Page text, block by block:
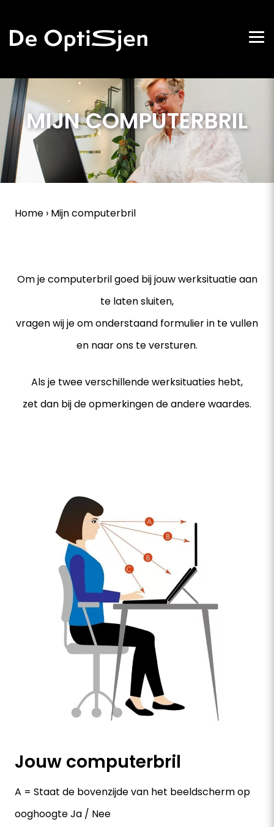
MIJN COMPUTERBRIL
Home › Mijn computerbril
Om je computerbril goed bij jouw werksituatie aan
te laten sluiten,
vragen wij je om onderstaand formulier in te vullen
en naar ons te versturen.
Als je twee verschillende werksituaties hebt,
zet dan bij de opmerkingen de andere waardes.
Jouw computerbril
A = Staat de bovenzijde van het beeldscherm op
ooghoogte Ja / Nee